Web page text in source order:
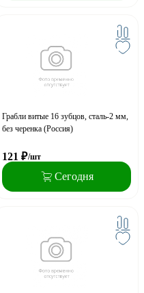
Грабли витые 16 зубцов, сталь-2 мм,
без черенка (Россия)
121 ₽/шт
Сегодня